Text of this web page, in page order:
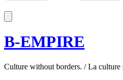
B-EMPIRE
Culture without borders. / La culture